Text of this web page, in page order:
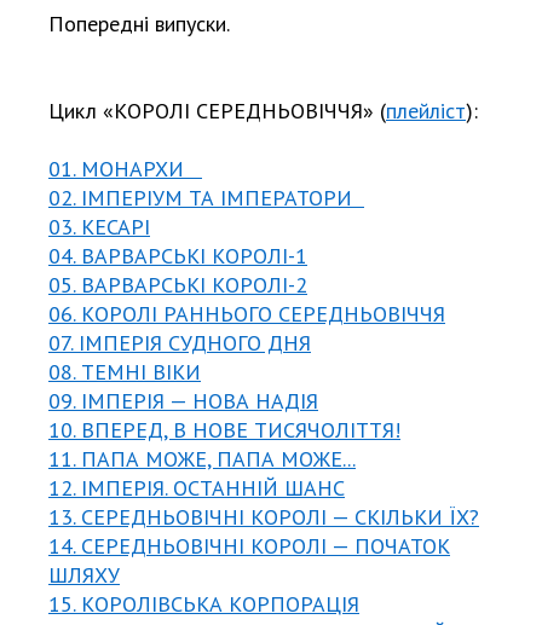
Попередні випуски.
Цикл «КОРОЛІ СЕРЕДНЬОВІЧЧЯ» (плейліст):
01. МОНАРХИ
02. ІМПЕРІУМ ТА ІМПЕРАТОРИ
03. КЕСАРІ
04. ВАРВАРСЬКІ КОРОЛІ-1
05. ВАРВАРСЬКІ КОРОЛІ-2
06. КОРОЛІ РАННЬОГО СЕРЕДНЬОВІЧЧЯ
07. ІМПЕРІЯ СУДНОГО ДНЯ
08. ТЕМНІ ВІКИ
09. ІМПЕРІЯ — НОВА НАДІЯ
10. ВПЕРЕД, В НОВЕ ТИСЯЧОЛІТТЯ!
11. ПАПА МОЖЕ, ПАПА МОЖЕ...
12. ІМПЕРІЯ. ОСТАННІЙ ШАНС
13. СЕРЕДНЬОВІЧНІ КОРОЛІ — СКІЛЬКИ ЇХ?
14. СЕРЕДНЬОВІЧНІ КОРОЛІ — ПОЧАТОК
ШЛЯХУ
15. КОРОЛІВСЬКА КОРПОРАЦІЯ